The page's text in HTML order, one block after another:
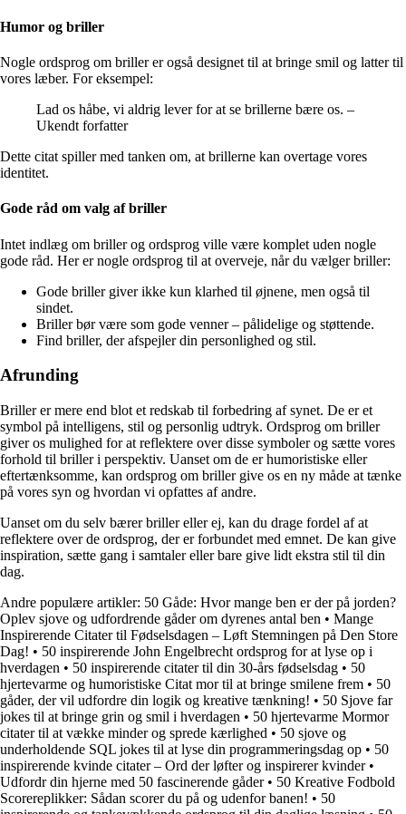
Humor og briller
Nogle ordsprog om briller er også designet til at bringe smil og latter til
vores læber. For eksempel:
Lad os håbe, vi aldrig lever for at se brillerne bære os. –
Ukendt forfatter
Dette citat spiller med tanken om, at brillerne kan overtage vores
identitet.
Gode råd om valg af briller
Intet indlæg om briller og ordsprog ville være komplet uden nogle
gode råd. Her er nogle ordsprog til at overveje, når du vælger briller:
Gode briller giver ikke kun klarhed til øjnene, men også til
sindet.
Briller bør være som gode venner – pålidelige og støttende.
Find briller, der afspejler din personlighed og stil.
Afrunding
Briller er mere end blot et redskab til forbedring af synet. De er et
symbol på intelligens, stil og personlig udtryk. Ordsprog om briller
giver os mulighed for at reflektere over disse symboler og sætte vores
forhold til briller i perspektiv. Uanset om de er humoristiske eller
eftertænksomme, kan ordsprog om briller give os en ny måde at tænke
på vores syn og hvordan vi opfattes af andre.
Uanset om du selv bærer briller eller ej, kan du drage fordel af at
reflektere over de ordsprog, der er forbundet med emnet. De kan give
inspiration, sætte gang i samtaler eller bare give lidt ekstra stil til din
dag.
Andre populære artikler: 50 Gåde: Hvor mange ben er der på jorden?
Oplev sjove og udfordrende gåder om dyrenes antal ben • Mange
Inspirerende Citater til Fødselsdagen – Løft Stemningen på Den Store
Dag! • 50 inspirerende John Engelbrecht ordsprog for at lyse op i
hverdagen • 50 inspirerende citater til din 30-års fødselsdag • 50
hjertevarme og humoristiske Citat mor til at bringe smilene frem • 50
gåder, der vil udfordre din logik og kreative tænkning! • 50 Sjove far
jokes til at bringe grin og smil i hverdagen • 50 hjertevarme Mormor
citater til at vække minder og sprede kærlighed • 50 sjove og
underholdende SQL jokes til at lyse din programmeringsdag op • 50
inspirerende kvinde citater – Ord der løfter og inspirerer kvinder•
Udfordr din hjerne med 50 fascinerende gåder• 50 Kreative Fodbold
Scorereplikker: Sådan scorer du på og udenfor banen! • 50